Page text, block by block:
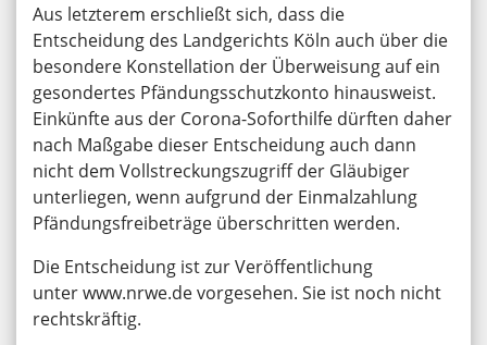
Aus letzterem erschließt sich, dass die
Entscheidung des Landgerichts Köln auch über die
besondere Konstellation der Überweisung auf ein
gesondertes Pfändungsschutzkonto hinausweist.
Einkünfte aus der Corona-Soforthilfe dürften daher
nach Maßgabe dieser Entscheidung auch dann
nicht dem Vollstreckungszugriff der Gläubiger
unterliegen, wenn aufgrund der Einmalzahlung
Pfändungsfreibeträge überschritten werden.
Die Entscheidung ist zur Veröffentlichung
unter www.nrwe.de vorgesehen. Sie ist noch nicht
rechtskräftig.